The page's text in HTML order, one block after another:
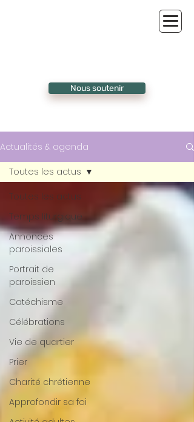
Nous soutenir
Actualités & agenda
Toutes les actus
Temps liturgique
Annonces
paroissiales
Portrait de
paroissien
Catéchisme
Célébrations
Vie de quartier
Prier
Charité chrétienne
Approfondir sa foi
Toutes les actus